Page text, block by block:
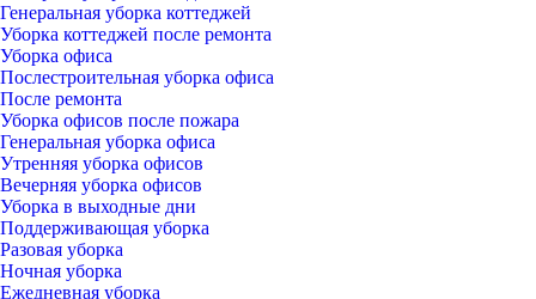
Генеральная уборка коттеджей
Уборка коттеджей после ремонта
Уборка офиса
Послестроительная уборка офиса
После ремонта
Уборка офисов после пожара
Генеральная уборка офиса
Утренняя уборка офисов
Вечерняя уборка офисов
Уборка в выходные дни
Поддерживающая уборка
Разовая уборка
Ночная уборка
Ежедневная уборка